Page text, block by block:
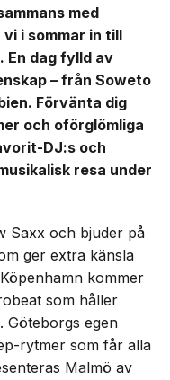
med
vi i sommar in till
En dag fylld av
– från Soweto
Förvänta dig
och oförglömliga
DJ:s och
resa under
Saxx och bjuder på
ger extra känsla
kommer
som håller
Göteborgs egen
rytmer som får alla
Malmö av